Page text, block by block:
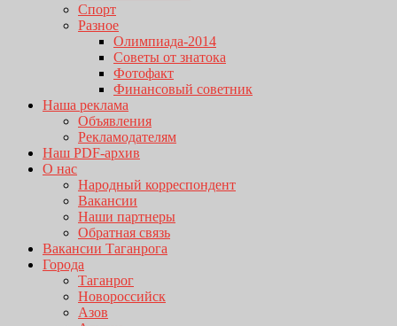
Спорт
Разное
Олимпиада-2014
Советы от знатока
Фотофакт
Финансовый советник
Наша реклама
Объявления
Рекламодателям
Наш PDF-архив
О нас
Народный корреспондент
Вакансии
Наши партнеры
Обратная связь
Вакансии Таганрога
Города
Таганрог
Новороссийск
Азов